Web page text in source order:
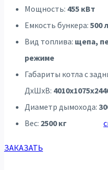
Мощность: 455 кВт
Емкость бункера: 500 л
Вид топлива: щепа,
режиме
Габариты котла с
ДхШхВ:
Диаметр дымохода:
Вес: 2500 кг
ЗАКАЗАТЬ